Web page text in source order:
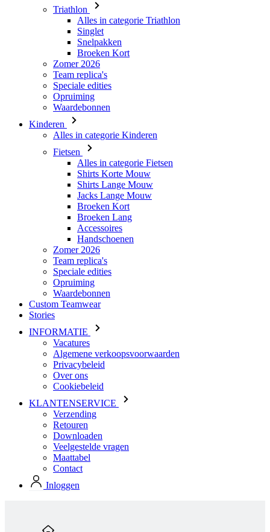
Zomer 2026
Team replica's
Speciale edities
Opruiming
Waardebonnen
Kinderen
Alles in categorie Kinderen
Fietsen
Alles in categorie Fietsen
Shirts Lange Mouw
Jacks Lange Mouw
Broeken Kort
Broeken Lang
Accessoires
Handschoenen
Zomer 2026
Team replica's
Speciale edities
Opruiming
Waardebonnen
Custom Teamwear
Stories
INFORMATIE
Vacatures
Algemene verkoopsvoorwaarden
Privacybeleid
Cookiebeleid
KLANTENSERVICE
Verzending
Retouren
Downloaden
Veelgestelde vragen
Maattabel
Contact
Inloggen